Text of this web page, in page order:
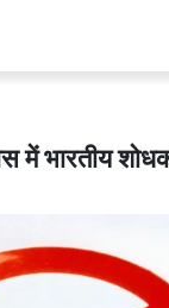
में भारतीय